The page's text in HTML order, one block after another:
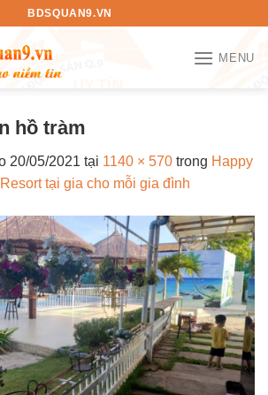
BDSQUAN9.VN
MENU
hồ tràm
20/05/2021 tại 1140 × 570 trong Happy
tại gia cho mỗi gia đình